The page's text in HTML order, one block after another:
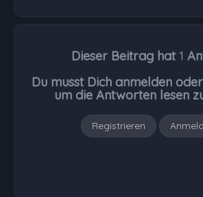
Dieser Beitrag hat 1
Du musst Dich anmelden
um die Antworten lesen
Registrieren